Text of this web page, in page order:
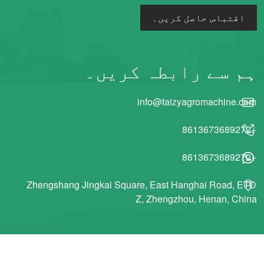
اقتباس حاصل کریں۔
ہم سے رابطہ کریں۔
+8613673689272
+8613673689272
Zhengshang Jingkai Square, East Hanghai Road, ETD
Z, Zhengzhou, Henan, China